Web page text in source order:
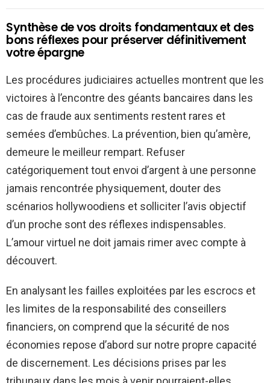
Synthèse de vos droits fondamentaux et des
bons réflexes pour préserver définitivement
votre épargne
Les procédures judiciaires actuelles montrent que les
victoires à l’encontre des géants bancaires dans les
cas de fraude aux sentiments restent rares et
semées d’embûches. La prévention, bien qu’amère,
demeure le meilleur rempart. Refuser
catégoriquement tout envoi d’argent à une personne
jamais rencontrée physiquement, douter des
scénarios hollywoodiens et solliciter l’avis objectif
d’un proche sont des réflexes indispensables.
L’amour virtuel ne doit jamais rimer avec compte à
découvert.
En analysant les failles exploitées par les escrocs et
les limites de la responsabilité des conseillers
financiers, on comprend que la sécurité de nos
économies repose d’abord sur notre propre capacité
de discernement. Les décisions prises par les